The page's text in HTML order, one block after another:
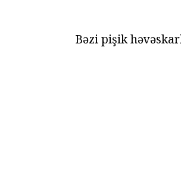
Bəzi pişik